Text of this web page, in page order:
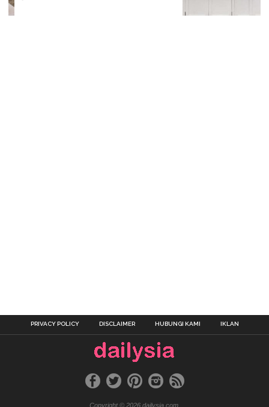
PRIVACY POLICY DISCLAIMER HUBUNGI KAMI IKLAN
Copyright © 2026 dailysia.com.